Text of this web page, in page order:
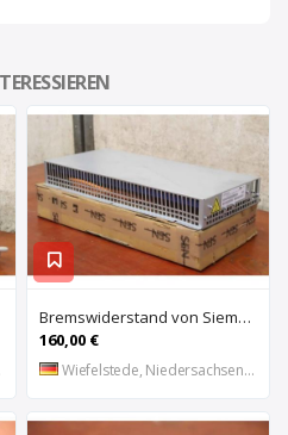
Bremswiderstand von Siemens – 6SL3100-1BE21-3AA0
160,00 €
Wiefelstede, Niedersachsen, DE